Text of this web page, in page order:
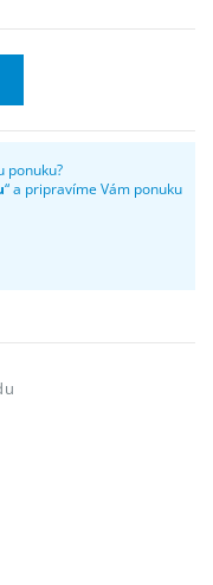
ponuku?
“ a pripravíme Vám ponuku